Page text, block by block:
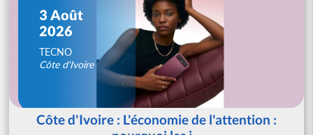
3 Août
2026
TECNO
Côte d'Ivoire
Côte d'Ivoire : L'économie de l'attention :